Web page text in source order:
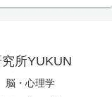
所YUKUN
脳・心理学